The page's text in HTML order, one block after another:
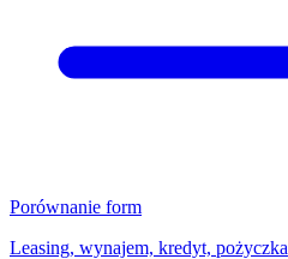
Porównanie form
Leasing, wynajem, kredyt, pożyczka